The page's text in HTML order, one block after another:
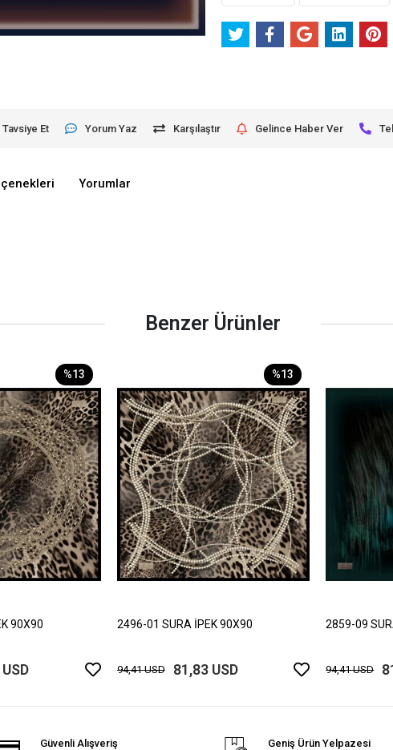
Tavsiye Et Yorum Yaz Karşılaştır Gelince Haber Ver
Yorumlar
Benzer Ürünler
%13
90X90
%13
2496-01 SURA İPEK 90X90
94,41 USD 81,83 USD
2859-09
94,41 USD
Güvenli Alışveriş Geniş Ürün Yelpazesi